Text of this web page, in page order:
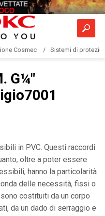
Cosmec Sistemi di
G¼"
in PVC. Questi raccordi
oltre a poter essere
hanno la particolarità
delle necessità, fissi o
costituiti da un corpo
da un dado di serraggio e